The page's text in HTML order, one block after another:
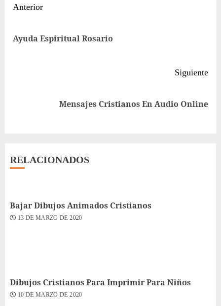
Sigue
Anterior
Ayuda Espiritual Rosario
Siguiente
Mensajes Cristianos En Audio Online
RELACIONADOS
Bajar Dibujos Animados Cristianos
13 DE MARZO DE 2020
Dibujos Cristianos Para Imprimir Para Niños
10 DE MARZO DE 2020